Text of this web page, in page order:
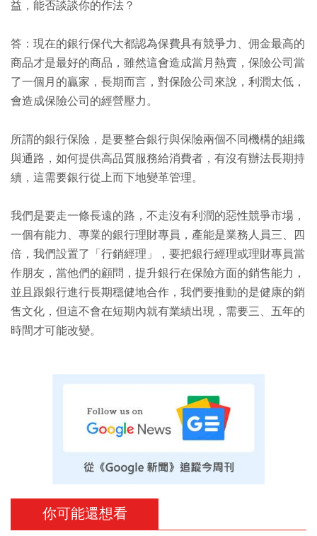
益，能否談談你的作法？
答：現在的銀行保代大都認為保費具有競爭力、佣金最高的
商品才是最好的商品，雖然這會造成當月熱賣，保險公司當
了一個月的贏家，長期而言，對保險公司來說，利潤太低，
會造成保險公司的經營壓力。
所謂的銀行保險，是要整合銀行與保險兩個不同機構的組織
與通路，如何提供高品質服務給消費者，有沒有辦法長期持
續，這需要銀行從上而下地變革管理。
我們是要走一條長遠的路，不走沒有利潤的惡性競爭市場，
一個有能力、專業的銀行理財專員，產能是業務人員三、四
倍，我們設置了「行銷經理」，要把銀行經理或理財專員當
作朋友，當他們的顧問，提升銀行在保險方面的銷售能力，
並且跟銀行進行長期穩健地合作，我們要推動的是健康的銷
售文化，但這不會在短期內就有業績出現，需要三、五年的
時間才可能改變。
你可能還想看